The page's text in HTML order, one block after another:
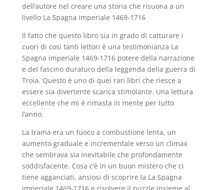
dell’autore nel creare una storia che risuona a un
livello La Spagna imperiale 1469-1716
Il fatto che questo libro sia in grado di catturare i
cuori di così tanti lettori è una testimonianza La
Spagna imperiale 1469-1716 potere della narrazione
e del fascino duraturo della leggenda della guerra di
Troia. Questo è uno di quei rari libri che riesce a
essere sia divertente scarica stimolante. Una lettura
eccellente che mi è rimasta in mente per tutto
l’anno.
La trama era un fuoco a combustione lenta, un
aumento graduale e incrementale verso un climax
che sembrava sia inevitabile che profondamente
soddisfacente. Cosa c’è in un buon mistero che ci
tiene agganciati, ansiosi di scoprire la La Spagna